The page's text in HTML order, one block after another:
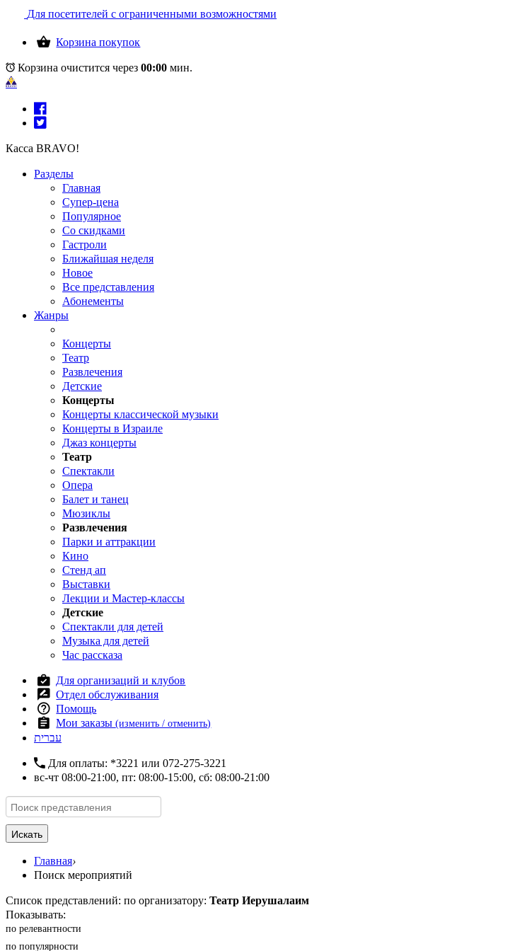
Для посетителей с ограниченными возможностями
Корзина покупок
Корзина очистится через 00:00 мин.
Касса BRAVO!
Разделы
Главная
Супер-цена
Популярное
Со скидками
Гастроли
Ближайшая неделя
Новое
Все представления
Абонементы
Жанры
Концерты
Театр
Развлечения
Детские
Концерты
Концерты классической музыки
Концерты в Израиле
Джаз концерты
Театр
Спектакли
Опера
Балет и танец
Мюзиклы
Развлечения
Парки и аттракции
Кино
Стенд ап
Выставки
Лекции и Мастер-классы
Детские
Спектакли для детей
Музыка для детей
Час рассказа
Для организаций и клубов
Отдел обслуживания
Помощь
Мои заказы(изменить / отменить)
עברית
Для оплаты: *3221 или 072-275-3221
вс-чт 08:00-21:00, пт: 08:00-15:00, сб: 08:00-21:00
Искать
Главная›
Поиск мероприятий
Список представлений: по организатору: Театр Иерушалаим
Показывать:
по релевантности
по популярности